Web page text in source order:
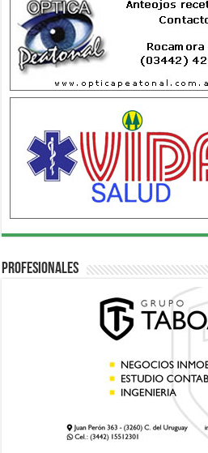
Profesionales